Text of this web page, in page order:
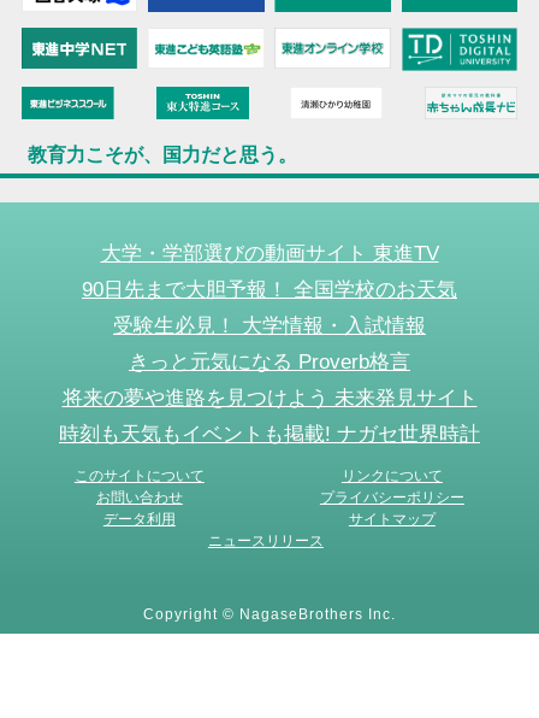
教育力こそが、国力だと思う。
大学・学部選びの動画サイト 東進TV
90日先まで大胆予報！ 全国学校のお天気
受験生必見！ 大学情報・入試情報
きっと元気になる Proverb格言
将来の夢や進路を見つけよう 未来発見サイト
時刻も天気もイベントも掲載! ナガセ世界時計
このサイトについて
リンクについて
お問い合わせ
プライバシーポリシー
データ利用
サイトマップ
ニュースリリース
Copyright © NagaseBrothers Inc.